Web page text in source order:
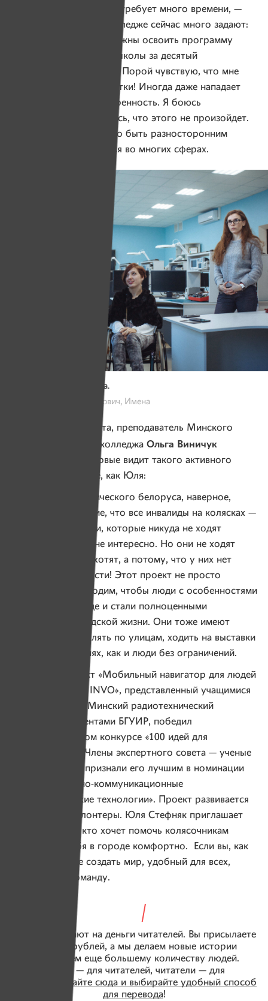
— Работа над проектом требует много времени, —
говорит Юля. — И в колледже сейчас много задают:
ведь мы за один год должны освоить программу
общеобразовательной школы за десятый
и одиннадцатый классы. Порой чувствую, что мне
не хватает 24 часов в сутки! Иногда даже нападает
кратковременная неуверенность. Я боюсь
остановиться, но надеюсь, что этого не произойдет.
Я поняла, что мне нужно быть разносторонним
человеком и развиваться во многих сферах.
Юля с командой проекта.
Фото: Александр Васюкович, Имена
Руководитель проекта, преподаватель Минского
радиотехнического колледжа Ольга Виничук
признается, что впервые видит такого активного
человека на коляске, как Юля:
— У среднестатистического белоруса, наверное,
складывается мнение, что все инвалиды на колясках —
это пассивные люди, которые никуда не ходят
и которым ничего не интересно. Но они не ходят
не потому, что не хотят, а потому, что у них нет
никакой возможности! Этот проект не просто
нужен — он необходим, чтобы люди с особенностями
освоились в городе и стали полноценными
участниками городской жизни. Они тоже имеют
такое же право гулять по улицам, ходить на выставки
и сидеть в кофейнях, как и люди без ограничений.
27 февраля проект «Мобильный навигатор для людей
с инвалидностью INVO», представленный учащимися
филиала БГУИР «Минский радиотехнический
колледж» и студентами БГУИР, победил
в республиканском конкурсе «100 идей для
Беларуси-2019». Члены экспертного совета — ученые
и бизнесмены — признали его лучшим в номинации
«Информационно-коммуникационные
и авиакосмические технологии». Проект развивается
и ему нужны волонтеры. Юля Стефняк приглашает
к участию всех, кто хочет помочь колясочникам
чувствовать себя в городе комфортно. Если вы, как
и Юля, мечтаете создать мир, удобный для всех,
вливайтесь в команду.
Имена работают на деньги читателей. Вы присылаете
5, 10, 20 рублей, а мы делаем новые истории
и помогаем еще большему количеству людей.
Имена — для читателей, читатели — для
Нажимайте сюда и выбирайте удобный способ
для перевода!